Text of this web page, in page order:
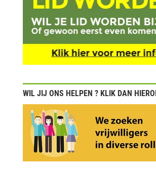
WIL JIJ ONS HELPEN ? KLIK DAN